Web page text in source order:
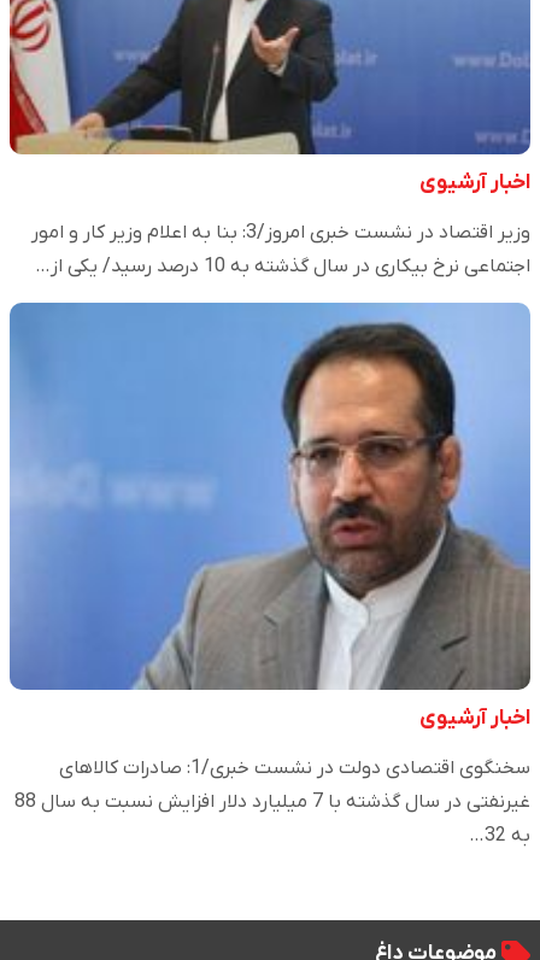
اخبار آرشیوی
وزیر اقتصاد در نشست خبری امروز/3: بنا به اعلام وزیر کار و امور
اجتماعی نرخ بیکاری در سال گذشته به 10 درصد رسید/ یکی از…
اخبار آرشیوی
سخنگوی اقتصادی دولت در نشست خبری/1: صادرات کالاهای
غیرنفتی در سال گذشته با 7 میلیارد دلار افزایش نسبت به سال 88
به 32…
موضوعات داغ